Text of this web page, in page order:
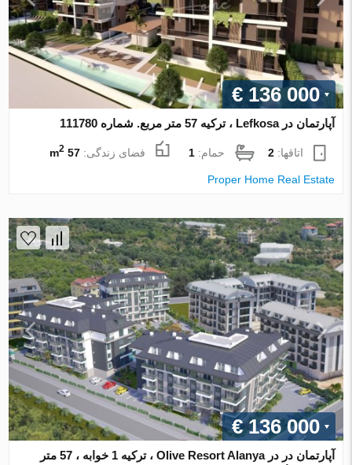
€ 136 000
آپارتمان در Lefkosa ، ترکیه 57 متر مربع. شماره 111780
اتاقها:2 حمام:1 فضای زندگی:57 m
2
Proper Home Real Estate
€ 136 000
آپارتمان در در Olive Resort Alanya ، ترکیه 1 خوابه ، 57 متر